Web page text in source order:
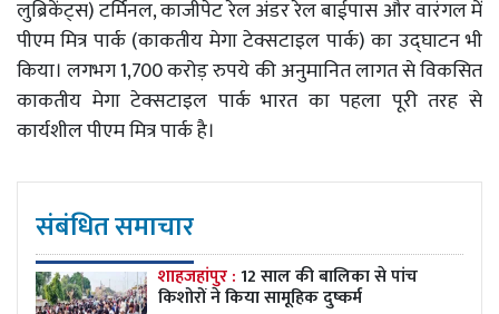
लुब्रिकेंट्स) टर्मिनल, काजीपेट रेल अंडर रेल बाईपास और वारंगल में
पीएम मित्र पार्क (काकतीय मेगा टेक्सटाइल पार्क) का उद्घाटन भी
किया। लगभग 1,700 करोड़ रुपये की अनुमानित लागत से विकसित
काकतीय मेगा टेक्सटाइल पार्क भारत का पहला पूरी तरह से
कार्यशील पीएम मित्र पार्क है।
संबंधित समाचार
शाहजहांपुर :12 साल की बालिका से पांच
किशोरों ने किया सामूहिक दुष्कर्म